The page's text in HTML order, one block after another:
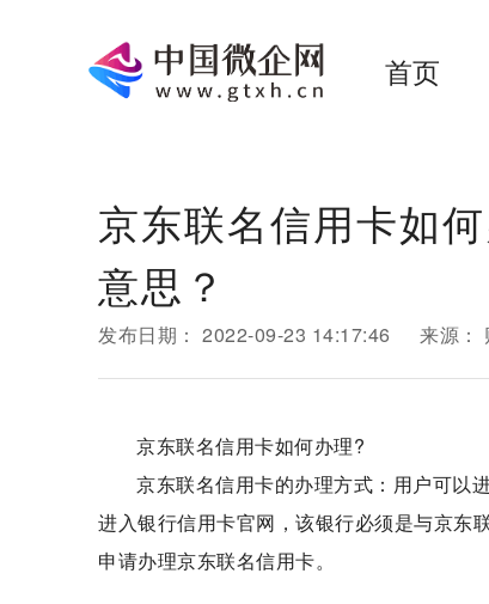
首页
京东联名信用卡如
意思？
发布日期： 2022-09-23 14:17:46 来源：
京东联名信用卡如何办理?
京东联名信用卡的办理方式：用户可以
进入银行信用卡官网，该银行必须是与京东
申请办理京东联名信用卡。